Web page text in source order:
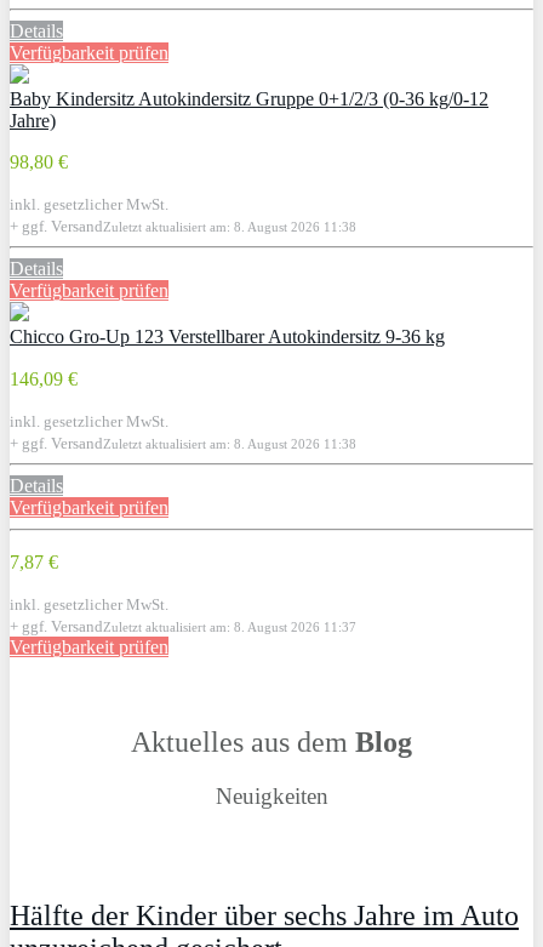
Details
Verfügbarkeit prüfen
Baby Kindersitz Autokindersitz Gruppe 0+1/2/3 (0-36 kg/0-12
Jahre)
98,80 €
inkl. gesetzlicher MwSt.
+ ggf. VersandZuletzt aktualisiert am: 8. August 2026 11:38
Details
Verfügbarkeit prüfen
Chicco Gro-Up 123 Verstellbarer Autokindersitz 9-36 kg
146,09 €
inkl. gesetzlicher MwSt.
+ ggf. VersandZuletzt aktualisiert am: 8. August 2026 11:38
Details
Verfügbarkeit prüfen
7,87 €
inkl. gesetzlicher MwSt.
+ ggf. VersandZuletzt aktualisiert am: 8. August 2026 11:37
Verfügbarkeit prüfen
Aktuelles aus dem Blog
Neuigkeiten
Hälfte der Kinder über sechs Jahre im Auto